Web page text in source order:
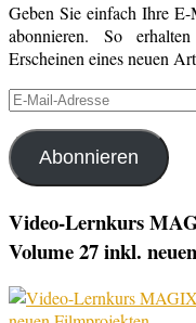
Geben Sie einfach Ihre
abonnieren. So
Erscheinen eines neuen
E-
Adresse
Abonnieren
Video-Lernkurs
Volume 27 inkl.